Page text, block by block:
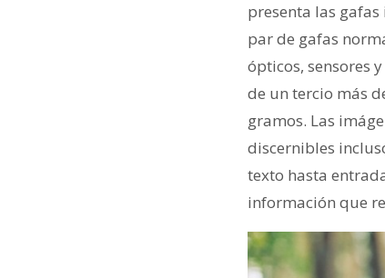
presenta las
par de gafas
ópticos, sensores
de un tercio más
gramos. Las
discernibles
texto hasta
información que